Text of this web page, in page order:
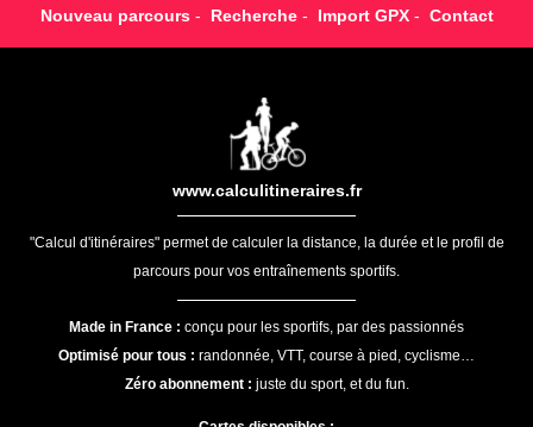
Nouveau parcours- Recherche- Import GPX- Contact
www.calculitineraires.fr
"Calcul d'itinéraires" permet de calculer la distance, la durée et le profil de
parcours pour vos entraînements sportifs.
Made in France : conçu pour les sportifs, par des passionnés
Optimisé pour tous : randonnée, VTT, course à pied, cyclisme…
Zéro abonnement : juste du sport, et du fun.